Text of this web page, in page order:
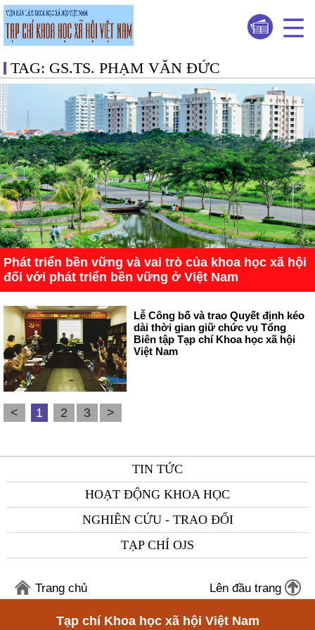
TAG: GS.TS. PHẠM VĂN ĐỨC
Phát triển bền vững và vai trò của khoa học xã hội
đối với phát triển bền vững ở Việt Nam
Lễ Công bố và trao Quyết định kéo
dài thời gian giữ chức vụ Tổng
Biên tập Tạp chí Khoa học xã hội
Việt Nam
< 1 2 3 >
TIN TỨC
HOẠT ĐỘNG KHOA HỌC
NGHIÊN CỨU - TRAO ĐỔI
TẠP CHÍ OJS
Trang chủ Lên đầu trang
Tạp chí Khoa học xã hội Việt Nam